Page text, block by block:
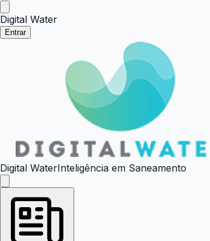
Digital Water
Entrar
Digital WaterInteligência em Saneamento